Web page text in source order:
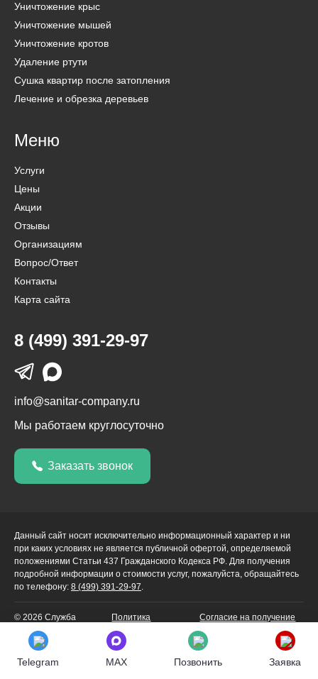
Telegram MAX Позвонить Заявка
Уничтожение крыс
Уничтожение мышей
Уничтожение кротов
Удаление ртути
Сушка квартир после затопления
Лечение и обрезка деревьев
Меню
Услуги
Цены
Акции
Отзывы
Организациям
Вопрос/Ответ
Контакты
Карта сайта
8 (499) 391-29-97
info@sanitar-company.ru
Мы работаем круглосуточно
Заказать звонок
Данный сайт носит исключительно информационный характер и ни
при каких условиях не является публичной офертой, определяемой
положениями Статьи 437 Гражданского Кодекса РФ. Для получения
подробной информации о стоимости услуг, пожалуйста, обращайтесь
по телефону: 8 (499) 391-29-97.
© 2026 Служба
дезинсекции Санитар.
Все права защищены.
Политика
конфиденциальности
Согласие на получение
рекламной и
информационной